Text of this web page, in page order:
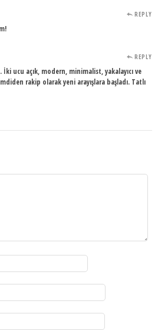
REPLY
REPLY
İki ucu açık, modern, minimalist, yakalayıcı ve
rakip olarak yeni arayışlara başladı. Tatlı